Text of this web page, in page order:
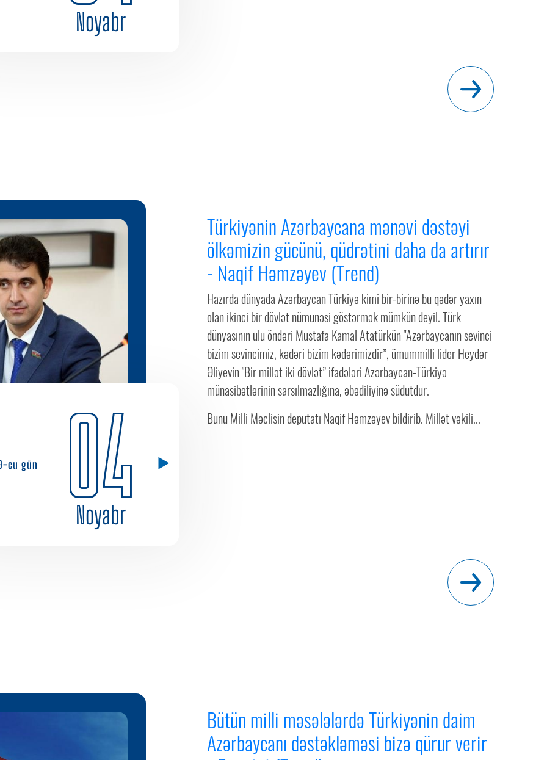
Noyabr
cu gün 04
Noyabr
Türkiyənin Azərbaycana mənəvi dəstəyi
ölkəmizin gücünü, qüdrətini daha da artırır
- Naqif Həmzəyev (Trend)
Hazırda dünyada Azərbaycan Türkiyə kimi bir-birinə bu qədər yaxın
olan ikinci bir dövlət nümunəsi göstərmək mümkün deyil. Türk
dünyasının ulu öndəri Mustafa Kamal Atatürkün "Azərbaycanın sevinci
bizim sevincimiz, kədəri bizim kədərimizdir”, ümummilli lider Heydər
Əliyevin "Bir millət iki dövlət” ifadələri Azərbaycan-Türkiyə
münasibətlərinin sarsılmazlığına, əbədiliyinə südutdur.
Bunu Milli Məclisin deputatı Naqif Həmzəyev bildirib. Millət vəkili...
Bütün milli məsələlərdə Türkiyənin daim
Azərbaycanı dəstəkləməsi bizə qürur verir